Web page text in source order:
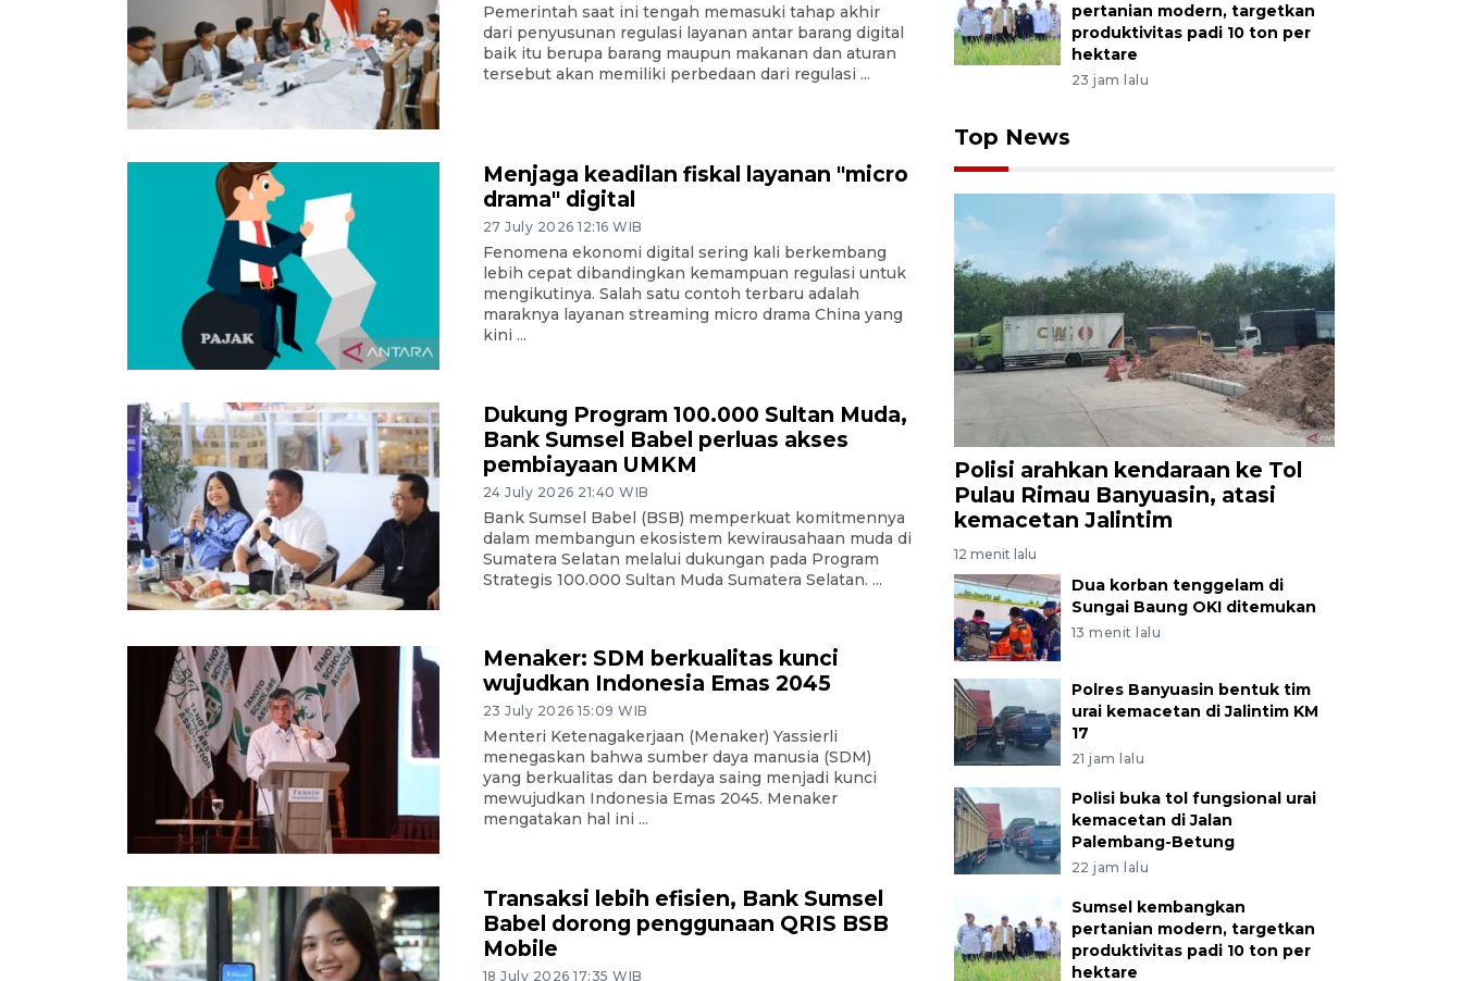
Pemerintah saat ini tengah memasuki tahap akhir
dari penyusunan regulasi layanan antar barang digital
baik itu berupa barang maupun makanan dan aturan
tersebut akan memiliki perbedaan dari regulasi ...
Menjaga keadilan fiskal layanan "micro
drama" digital
27 July 2026 12:16 WIB
Fenomena ekonomi digital sering kali berkembang
lebih cepat dibandingkan kemampuan regulasi untuk
mengikutinya. Salah satu contoh terbaru adalah
maraknya layanan streaming micro drama China yang
kini ...
Dukung Program 100.000 Sultan Muda,
Bank Sumsel Babel perluas akses
pembiayaan UMKM
24 July 2026 21:40 WIB
Bank Sumsel Babel (BSB) memperkuat komitmennya
dalam membangun ekosistem kewirausahaan muda di
Sumatera Selatan melalui dukungan pada Program
Strategis 100.000 Sultan Muda Sumatera Selatan. ...
Menaker: SDM berkualitas kunci
wujudkan Indonesia Emas 2045
23 July 2026 15:09 WIB
Menteri Ketenagakerjaan (Menaker) Yassierli
menegaskan bahwa sumber daya manusia (SDM)
yang berkualitas dan berdaya saing menjadi kunci
mewujudkan Indonesia Emas 2045. Menaker
mengatakan hal ini ...
Transaksi lebih efisien, Bank Sumsel
Babel dorong penggunaan QRIS BSB
Mobile
18 July 2026 17:35 WIB
pertanian modern, targetkan
produktivitas padi 10 ton per
hektare
23 jam lalu
Top News
Polisi arahkan kendaraan ke Tol
Pulau Rimau Banyuasin, atasi
kemacetan Jalintim
12 menit lalu
Dua korban tenggelam di
Sungai Baung OKI ditemukan
13 menit lalu
Polres Banyuasin bentuk tim
urai kemacetan di Jalintim KM
17
21 jam lalu
Polisi buka tol fungsional urai
kemacetan di Jalan
Palembang-Betung
22 jam lalu
Sumsel kembangkan
pertanian modern, targetkan
produktivitas padi 10 ton per
hektare